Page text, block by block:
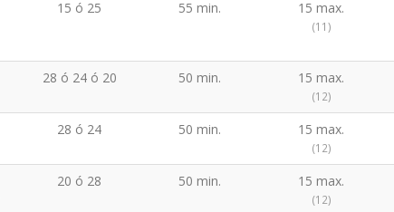
15 ó 25 55 min. 15 max.
(11)
28 ó 24 ó 20 50 min. 15 max.
(12)
28 ó 24 50 min. 15 max.
(12)
20 ó 28 50 min. 15 max.
(12)